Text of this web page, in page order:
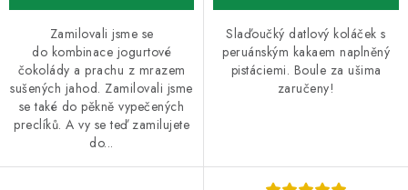
Zamilovali jsme se
do kombinace jogurtové
čokolády a prachu z mrazem
sušených jahod. Zamilovali jsme
se také do pěkně vypečených
preclíků. A vy se teď zamilujete
do...
Slaďoučký datlový koláček s
peruánským kakaem naplněný
pistáciemi. Boule za ušima
zaručeny!